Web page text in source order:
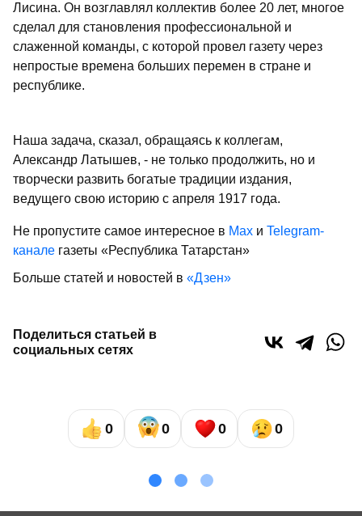
Лисина. Он возглавлял коллектив более 20 лет, многое
сделал для становления профессиональной и
слаженной команды, с которой провел газету через
непростые времена больших перемен в стране и
республике.
Наша задача, сказал, обращаясь к коллегам,
Александр Латышев, - не только продолжить, но и
творчески развить богатые традиции издания,
ведущего свою историю с апреля 1917 года.
Не пропустите самое интересное в Max и Telegram-
канале газеты «Республика Татарстан»
Больше статей и новостей в «Дзен»
Поделиться статьей в
социальных сетях
0 0 0 0